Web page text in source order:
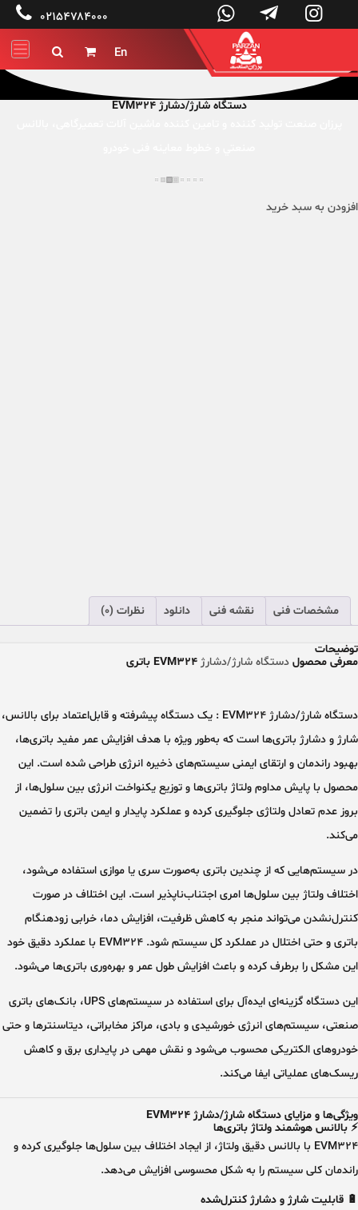



 ۰۲۱۵۴۷۸۴۰۰۰
En


دستگاه شارژ/دشارژ EVM324
افزودن به سبد خرید
مشخصات فنی نقشه فنی دانلود نظرات (0)
توضیحات
معرفی محصول دستگاه شارژ/دشارژ
دستگاه شارژ/دشارژ EVM324 : یک دستگاه پیشرفته و قابل‌اعتماد برای بالانس،
شارژ و دشارژ باتری‌ها است که به‌طور ویژه با هدف افزایش عمر مفید باتری‌ها،
بهبود راندمان و ارتقای ایمنی سیستم‌های ذخیره انرژی طراحی شده است. این
محصول با پایش مداوم ولتاژ باتری‌ها و توزیع یکنواخت انرژی بین سلول‌ها، از
بروز عدم تعادل ولتاژی جلوگیری کرده و عملکرد پایدار و ایمن باتری را تضمین
می‌کند.
در سیستم‌هایی که از چندین باتری به‌صورت سری یا موازی استفاده می‌شود،
اختلاف ولتاژ بین سلول‌ها امری اجتناب‌ناپذیر است. این اختلاف در صورت
کنترل‌نشدن می‌تواند منجر به کاهش ظرفیت، افزایش دما، خرابی زودهنگام
باتری و حتی اختلال در عملکرد کل سیستم شود. EVM324 با عملکرد دقیق خود
این مشکل را برطرف کرده و باعث افزایش طول عمر و بهره‌وری باتری‌ها می‌شود.
این دستگاه گزینه‌ای ایده‌آل برای استفاده در
سیستم‌های UPS، بانک‌های باتری
صنعتی، سیستم‌های انرژی خورشیدی و بادی، مراکز مخابراتی، دیتاسنترها و حتی
خودروهای الکتریکی محسوب می‌شود و نقش مهمی در پایداری برق و کاهش
ریسک‌های عملیاتی ایفا می‌کند.
ویژگی‌ها و مزایای دستگاه شارژ/دشارژ EVM324
⚡ بالانس هوشمند ولتاژ باتری‌ها
EVM324 با بالانس دقیق ولتاژ، از ایجاد اختلاف بین سلول‌ها جلوگیری کرده و
راندمان کلی سیستم را به شکل محسوسی افزایش می‌دهد.
🔋 قابلیت شارژ و دشارژ کنترل‌شده